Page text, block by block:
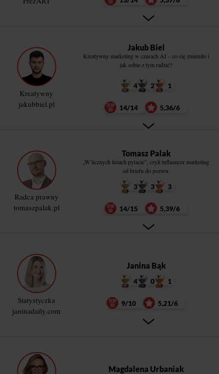
Kreatywny
jakubbiel.pl
Jakub Biel
Kreatywny marketing w czasach AI – co się zmieniło i
jak sobie z tym radzić?
4 2 1
14/14 5,36/6
Radca prawny
tomaszpalak.pl
Tomasz Palak
„W licznych listach pytacie”, czyli influencer marketing
od briefu do pozwu.
3 3 3
14/15 5,39/6
Statystyczka
janinadaily.com
Janina Bąk
4 0 1
9/10 5,21/6
Magdalena Urbaniak